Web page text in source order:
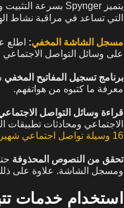
التي تساعد في مراقبة نشاط
مسجل الشاشة المخفي: اطلع
على وسائل التواصل الاجتماعي
برنامج تسجيل المفاتيح المخفي
معرفة ما كتبوه من هواتفهم.
قراءة وسائل التواصل
الاجتماعي ومحادثات تطبيقات
16 وسيلة تواصل اجتماعي شهيرة
تحقق من النصوص المحذوفة
ومسجل الشاشة. علاوة على ذلك،
استخدام خدمات